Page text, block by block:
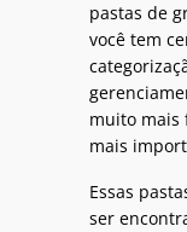
pastas de
você tem
muito mais
mais
Essas
ser